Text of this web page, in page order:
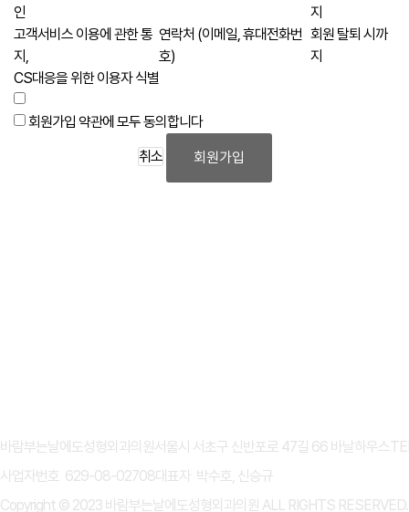
인
지
고객서비스 이용에 관한 통
지,
CS대응을 위한 이용자 식별
연락처 (이메일, 휴대전화번
호)
회원 탈퇴 시까
지
회원가입 약관에 모두 동의합니다
취소 회원가입
바람부는날에도성형외과의원서울시 서초구 신반포로 47길 66 바날하우스
사업자번호 629-08-02708대표자 박수호, 신승규
Copyright © 2023 바람부는날에도성형외과의원 ALL RIGHTS RESERVED.